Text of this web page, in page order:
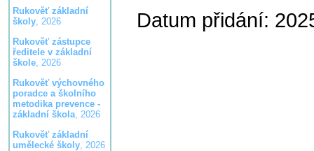
Rukověť základní
školy, 2026
Rukověť zástupce
ředitele v základní
škole, 2026
Rukověť výchovného
poradce a školního
metodika prevence -
základní škola, 2026
Rukověť základní
umělecké školy, 2026
Datum přidání: